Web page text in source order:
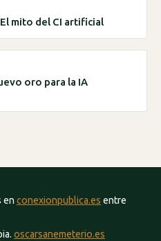
mito del CI artificial
oro para la IA
en conexionpublica.es entre
oscarsanemeterio.es